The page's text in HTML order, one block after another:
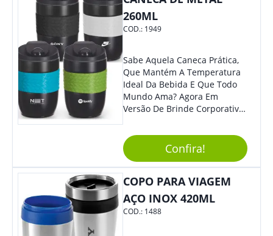
260ML
COD.: 1949
Sabe Aquela Caneca Prática,
Que Mantém A Temperatura
Ideal Da Bebida E Que Todo
Mundo Ama? Agora Em
Versão De Brinde Corporativo
Sua Marca Com Muito Estilo E
Acrescentar Ainda Mais
Praticidade À Eventos E Feiras
De Exposição.
Confira!
COPO PARA VIAGEM
AÇO INOX 420ML
COD.: 1488